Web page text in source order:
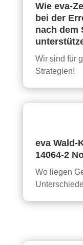
Wie eva-
bei der
nach dem
Wir sind für
Strategien!
eva Wald-
14064-2
Wo liegen